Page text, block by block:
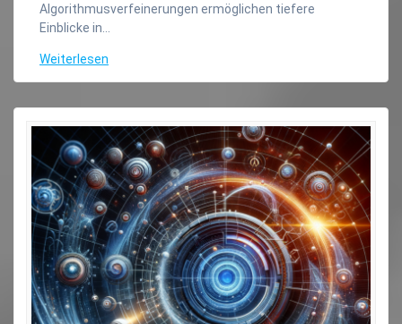
Algorithmusverfeinerungen ermöglichen tiefere
Einblicke in…
Weiterlesen